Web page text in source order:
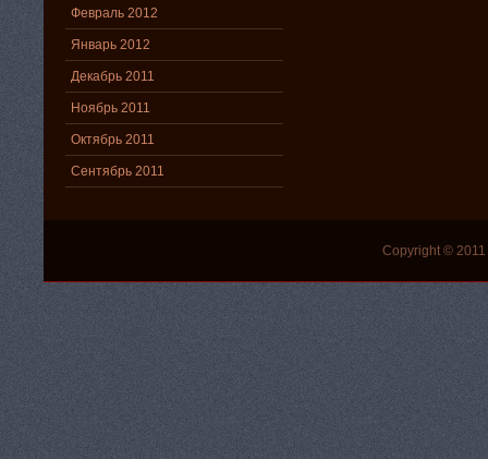
Февраль 2012
Январь 2012
Декабрь 2011
Ноябрь 2011
Октябрь 2011
Сентябрь 2011
Copyright ©